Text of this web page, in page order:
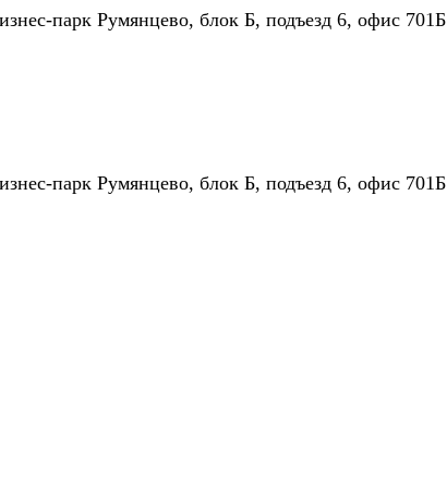
парк Румянцево, блок Б, подъезд 6, офис 701Б
парк Румянцево, блок Б, подъезд 6, офис 701Б